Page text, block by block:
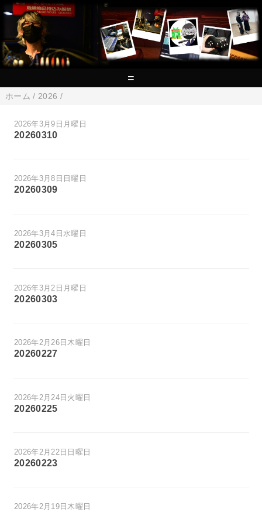
=
ホーム / 2026 /
2026年3月9日月曜日
20260310
2026年3月8日日曜日
20260309
2026年3月4日水曜日
20260305
2026年3月2日月曜日
20260303
2026年2月26日木曜日
20260227
2026年2月24日火曜日
20260225
2026年2月22日日曜日
20260223
2026年2月19日木曜日